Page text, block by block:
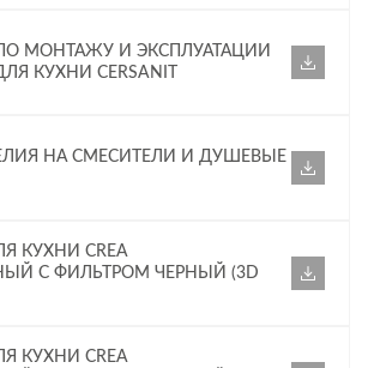
МОНТАЖУ И ЭКСПЛУАТАЦИИ
КУХНИ CERSANIT
НА СМЕСИТЕЛИ И ДУШЕВЫЕ
КУХНИ CREA
С ФИЛЬТРОМ ЧЕРНЫЙ (3D
КУХНИ CREA